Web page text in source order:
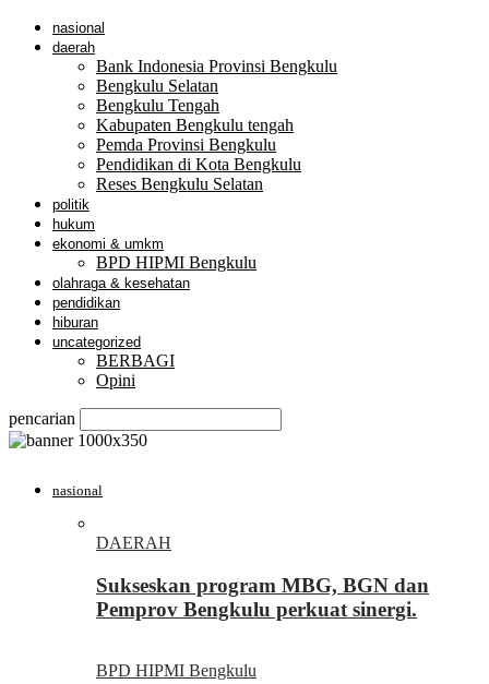
nasional
daerah
Bank Indonesia Provinsi Bengkulu
Bengkulu Selatan
Bengkulu Tengah
Kabupaten Bengkulu tengah
Pemda Provinsi Bengkulu
Pendidikan di Kota Bengkulu
Reses Bengkulu Selatan
politik
hukum
ekonomi & umkm
BPD HIPMI Bengkulu
olahraga & kesehatan
pendidikan
hiburan
uncategorized
BERBAGI
Opini
pencarian
nasional
DAERAH
Sukseskan program MBG, BGN dan
Pemprov Bengkulu perkuat sinergi.
BPD HIPMI Bengkulu